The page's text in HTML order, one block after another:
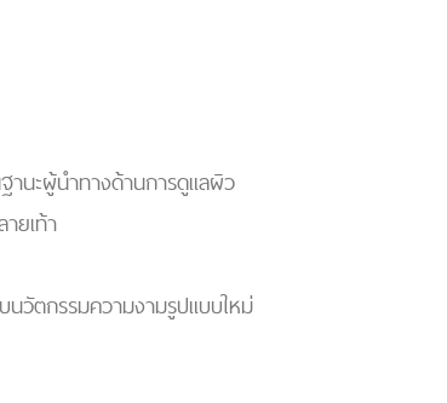
านะผู้นำทางด้านการดูแลผิว
ยเท้า
วัตกรรมความงามรูปแบบใหม่